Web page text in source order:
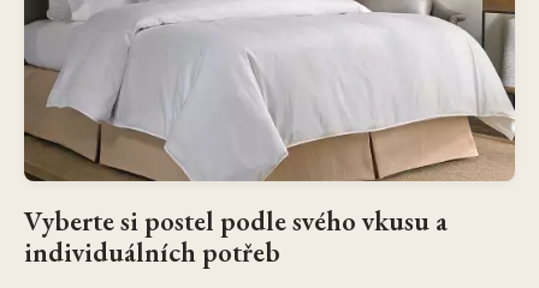
Vyberte si postel podle svého vkusu a
individuálních potřeb